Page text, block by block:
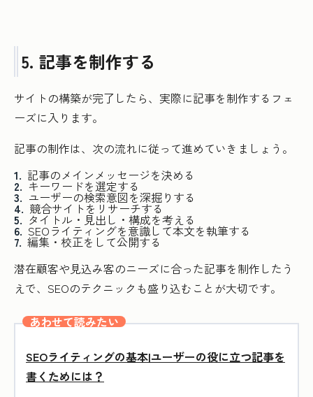
5. 記事を制作する
サイトの構築が完了したら、実際に記事を制作するフェ
ーズに入ります。
記事の制作は、次の流れに従って進めていきましょう。
記事のメインメッセージを決める
キーワードを選定する
ユーザーの検索意図を深掘りする
競合サイトをリサーチする
タイトル・見出し・構成を考える
SEOライティングを意識して本文を執筆する
編集・校正をして公開する
潜在顧客や見込み客のニーズに合った記事を制作したう
えで、SEOのテクニックも盛り込むことが大切です。
あわせて読みたい
SEOライティングの基本|ユーザーの役に立つ記事を
書くためには？